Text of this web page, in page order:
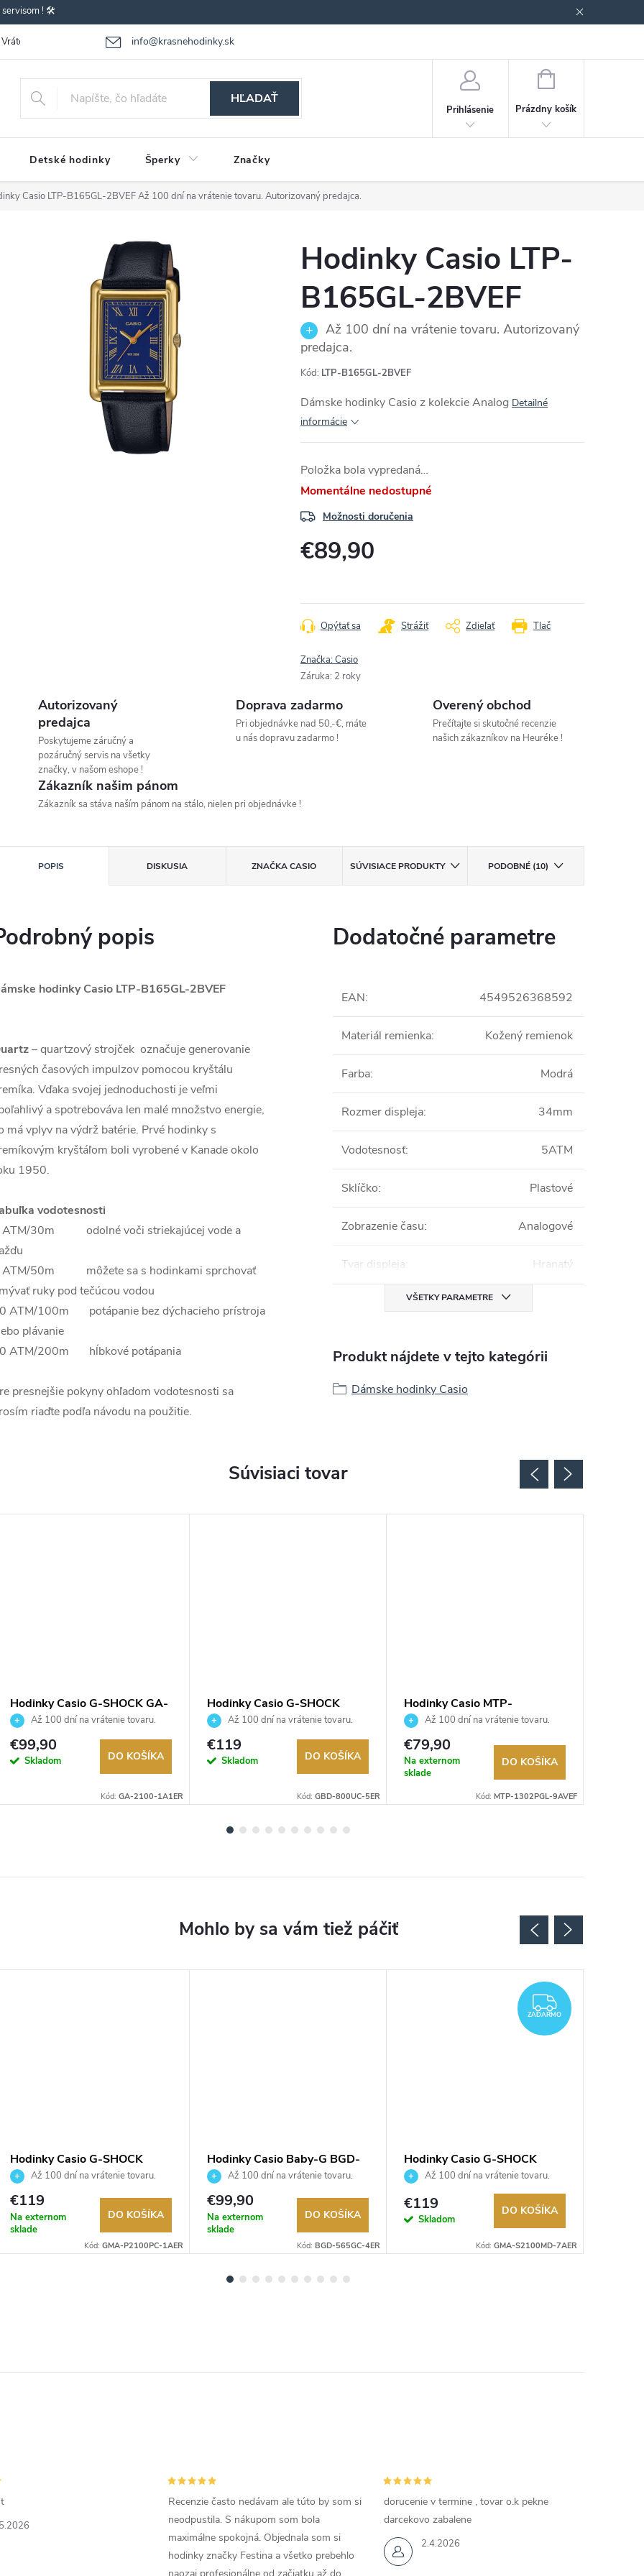
servisom ! 🛠️
info@krasnehodinky.sk
Vrátenie-výmena tovaru Reklamácia tovaru Obchodné podmienky
HĽADAŤ
Prihlásenie
NÁKUPNÝ
Prázdny košík
Detské hodinky Šperky Značky
Casio LTP-B165GL-2BVEFAž 100 dní na vrátenie tovaru. Autorizovaný predajca.
Hodinky Casio LTP-
B165GL-2BVEF
Až 100 dní na vrátenie tovaru. Autorizovaný
predajca.
Kód: LTP-B165GL-2BVEF
Dámske hodinky Casio z kolekcieAnalog Detailné
informácie
Položka bola vypredaná…
Momentálne nedostupné
Možnosti doručenia
€89,90
Tlač
Opýtať sa Strážiť Zdieľať
Značka:Casio
Záruka: 2 roky
Autorizovaný
predajca
Poskytujeme záručný a
pozáručný servis na všetky
značky, v našom eshope !
Doprava zadarmo
Pri objednávke nad 50,-€, máte
u nás dopravu zadarmo !
Overený obchod
Prečítajte si skutočné recenzie
našich zákazníkov na Heuréke !
Zákazník našim pánom
Zákazník sa stáva naším pánom na stálo, nielen pri objednávke !
POPIS DISKUSIA ZNAČKACASIO SÚVISIACE PRODUKTY PODOBNÉ (10)
popis
hodinky Casio LTP-B165GL-2BVEF
– quartzový strojček označuje generovanie
časových impulzov pomocou kryštálu
Vďaka svojej jednoduchosti je veľmi
a spotrebováva len malé množstvo energie,
má vplyv na výdrž batérie. Prvé hodinky s
kryštáľom boli vyrobené v Kanade okolo
1950.
vodotesnosti
ATM/30m odolné voči striekajúcej vode a
ATM/50m môžete sa s hodinkami sprchovať
ruky pod tečúcou vodou
ATM/100m potápanie bez dýchacieho prístroja
plávanie
ATM/200m hĺbkové potápania
presnejšie pokyny ohľadom vodotesnosti sa
riaďte podľa návodu na použitie.
Dodatočné parametre
EAN: 4549526368592
Materiál remienka: Kožený remienok
Farba: Modrá
Rozmer displeja: 34mm
Vodotesnosť: 5ATM
Sklíčko: Plastové
Zobrazenie času: Analogové
Tvar displeja: Hranatý
VŠETKY PARAMETRE
Produkt nájdete v tejto kategórii
Dámske hodinky Casio
Súvisiaci tovar
Hodinky Casio G-SHOCK GA-
2100-1A1ER
Až 100 dní na vrátenie tovaru.
Autorizovaný predajca.
€99,90
Skladom DO KOŠÍKA
Kód: GA-2100-1A1ER
Hodinky Casio G-SHOCK
GBD-800UC-5ER
Až 100 dní na vrátenie tovaru.
Autorizovaný predajca.
€119
Skladom DO KOŠÍKA
Kód: GBD-800UC-5ER
Hodinky Casio MTP-
1302PGL-9AVEF
Až 100 dní na vrátenie tovaru.
Autorizovaný predajca.
€79,90
Na externom
sklade
DO KOŠÍKA
Kód: MTP-1302PGL-9AVEF
Hodinky Casio G-SHOCK
GMA-P2100PC-1AER
Až 100 dní na vrátenie tovaru.
Autorizovaný predajca.
€119
Na externom
sklade
DO KOŠÍKA
Kód: GMA-P2100PC-1AER
Hodinky Casio Baby-G BGD-
565GC-4ER
Až 100 dní na vrátenie tovaru.
Autorizovaný predajca.
€99,90
Na externom
sklade
DO KOŠÍKA
Kód: BGD-565GC-4ER
ZADARMO
ZADARMO
Hodinky Casio G-SHOCK
GMA-S2100MD-7AER
Až 100 dní na vrátenie tovaru.
Autorizovaný predajca.
€119
Skladom
DO KOŠÍKA
Kód: GMA-S2100MD-7AER
Recenzie často nedávam ale túto by som si
neodpustila. S nákupom som bola
maximálne spokojná. Objednala som si
hodinky značky Festina a všetko prebehlo
2.4.2026
dorucenie v termine , tovar o.k pekne
darcekovo zabalene